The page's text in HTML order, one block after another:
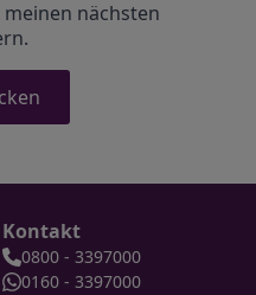
nächsten
Kontakt
0800 - 3397000
0160 - 3397000